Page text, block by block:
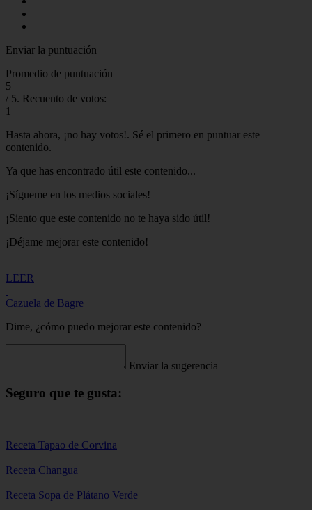
Enviar la puntuación
Promedio de puntuación
5
/ 5. Recuento de votos:
1
Hasta ahora, ¡no hay votos!. Sé el primero en puntuar este
contenido.
Ya que has encontrado útil este contenido...
¡Sígueme en los medios sociales!
¡Siento que este contenido no te haya sido útil!
¡Déjame mejorar este contenido!
LEER
Cazuela de Bagre
Dime, ¿cómo puedo mejorar este contenido?
Enviar la sugerencia
Seguro que te gusta:
Receta Tapao de Corvina
Receta Changua
Receta Sopa de Plátano Verde